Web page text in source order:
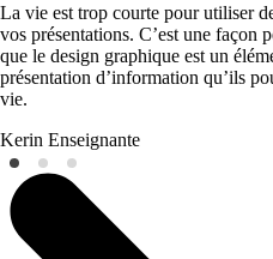
La vie est trop courte pour utiliser
vos présentations. C’est une façon
que le design graphique est un
présentation d’information qu’ils
vie.
Kerin Enseignante